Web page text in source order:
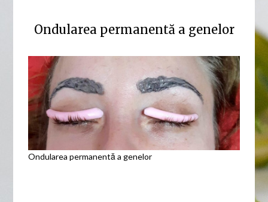
Ondularea permanentă a genelor
Ondularea permanentă a genelor